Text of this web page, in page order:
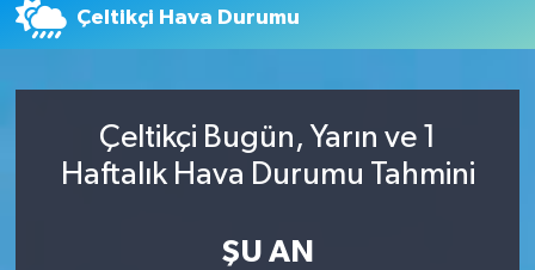
Çeltikçi Hava Durumu
Çeltikçi Bugün, Yarın ve 1
Haftalık Hava Durumu Tahmini
ŞU AN
Ekonomi
Gündem
Hava Durumu
Trafik Durumu